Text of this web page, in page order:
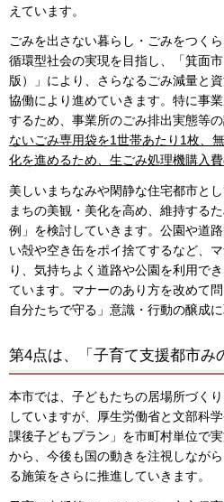
えています。
ごみを出さない暮らし・ごみをつく
循環型社会の実現を目指し、「箕面
版）」により、さらなるごみ減量と
協働により進めていきます。特に事
するため、事業所のごみ排出実態等の
ないごみ専用袋を1世帯あたり1枚、
化を進めるため、生ごみ処理機購入
美しいまちなみや閑静な住宅都市と
まちの美観・美化を高め、維持する
例」を検討していきます。公園や道
い殻や空き缶をポイ捨てするなど、
り、気持ちよく道路や公園を利用で
ています。マナーのあり方を改めて
自分たちで守る」意識・行動の醸成
第4点は、「子育て支援都市み
本市では、子どもたちの居場所づく
していますが、厚生労働省と文部科
課後子どもプラン」を市町村単位で
から、今後も国の動きを注視しなが
る施策をさらに推進していきます。